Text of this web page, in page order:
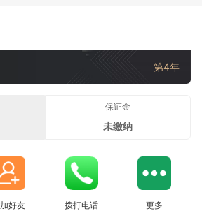
第4年
保证金
未缴纳
好友 拨打电话 更多